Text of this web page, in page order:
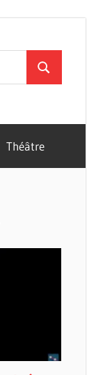
Search
Théâtre